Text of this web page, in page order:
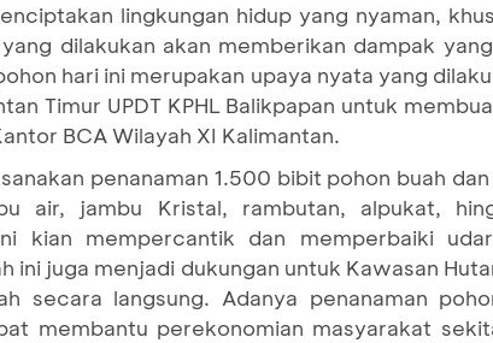
lingkungan hidup yang nyaman,
dilakukan akan memberikan dampak
hari ini merupakan upaya nyata yang
Timur UPDT KPHL Balikpapan untuk
BCA Wilayah XI Kalimantan.
penanaman 1.500 bibit pohon buah
air, jambu Kristal, rambutan, alpukat,
kian mempercantik dan memperbaiki
ini juga menjadi dukungan untuk Kawasan
secara langsung. Adanya penanaman
membantu perekonomian masyarakat